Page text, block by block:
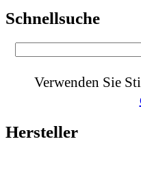
Schnellsuche
Verwenden Sie
Hersteller